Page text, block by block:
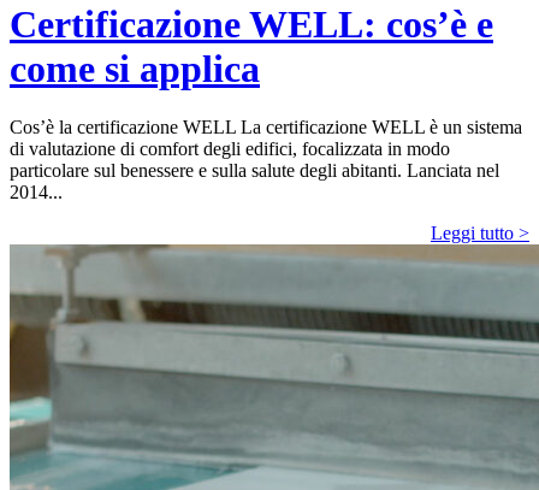
Certificazione WELL: cos’è e
come si applica
Cos’è la certificazione WELL La certificazione WELL è un sistema
di valutazione di comfort degli edifici, focalizzata in modo
particolare sul benessere e sulla salute degli abitanti. Lanciata nel
2014...
Leggi tutto >